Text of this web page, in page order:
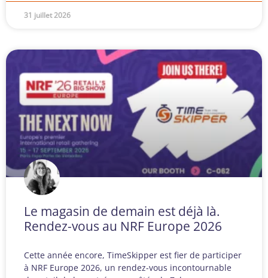
31 juillet 2026
Le magasin de demain est déjà là.
Rendez-vous au NRF Europe 2026
Cette année encore, TimeSkipper est fier de participer
à NRF Europe 2026, un rendez-vous incontournable